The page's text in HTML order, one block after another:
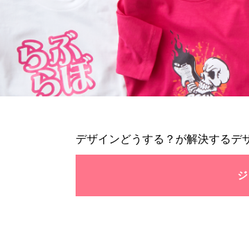
デザインどうする？が解決するデ